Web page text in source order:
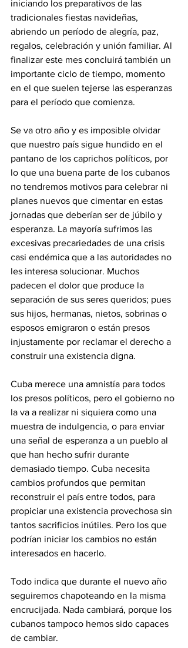
iniciando los preparativos de las
tradicionales fiestas navideñas,
abriendo un período de alegría, paz,
regalos, celebración y unión familiar. Al
finalizar este mes concluirá también un
importante ciclo de tiempo, momento
en el que suelen tejerse las esperanzas
para el período que comienza.
Se va otro año y es imposible olvidar
que nuestro país sigue hundido en el
pantano de los caprichos políticos, por
lo que una buena parte de los cubanos
no tendremos motivos para celebrar ni
planes nuevos que cimentar en estas
jornadas que deberían ser de júbilo y
esperanza. La mayoría sufrimos las
excesivas precariedades de una crisis
casi endémica que a las autoridades no
les interesa solucionar. Muchos
padecen el dolor que produce la
separación de sus seres queridos; pues
sus hijos, hermanas, nietos, sobrinas o
esposos emigraron o están presos
injustamente por reclamar el derecho a
construir una existencia digna.
Cuba merece una amnistía para todos
los presos políticos, pero el gobierno no
la va a realizar ni siquiera como una
muestra de indulgencia, o para enviar
una señal de esperanza a un pueblo al
que han hecho sufrir durante
demasiado tiempo. Cuba necesita
cambios profundos que permitan
reconstruir el país entre todos, para
propiciar una existencia provechosa sin
tantos sacrificios inútiles. Pero los que
podrían iniciar los cambios no están
interesados en hacerlo.
Todo indica que durante el nuevo año
seguiremos chapoteando en la misma
encrucijada. Nada cambiará, porque los
cubanos tampoco hemos sido capaces
de cambiar.